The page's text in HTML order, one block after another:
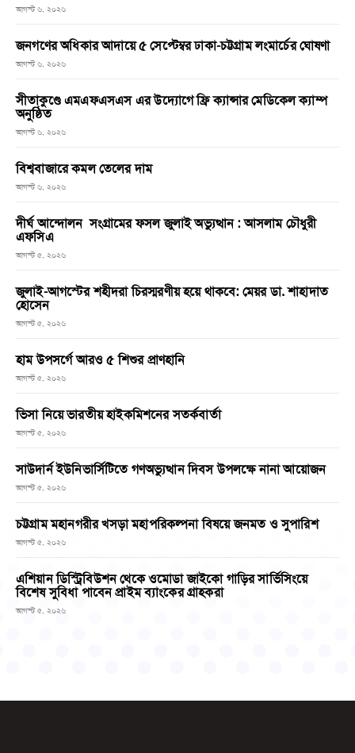
আগস্ট ৬, ২০২৬
জনগণের অধিকার আদায়ে ৫ সেপ্টেম্বর ঢাকা-চট্টগ্রাম লংমার্চের ঘোষণা
আগস্ট ৬, ২০২৬
সীতাকুণ্ডে এমএফএসএস এর উদ্যোগে ফ্রি ক্যান্সার মেডিকেল ক্যাম্প
অনুষ্ঠিত
আগস্ট ৬, ২০২৬
বিশ্ববাজারে কমল তেলের দাম
আগস্ট ৬, ২০২৬
দীর্ঘ আন্দোলন সংগ্রামের ফসল জুলাই অভ্যুত্থান : আসলাম চৌধুরী
এফসিএ
আগস্ট ৫, ২০২৬
জুলাই-আগস্টের শহীদরা চিরস্মরণীয় হয়ে থাকবে: মেয়র ডা. শাহাদাত
হোসেন
আগস্ট ৫, ২০২৬
হাম উপসর্গে আরও ৫ শিশুর প্রাণহানি
আগস্ট ৫, ২০২৬
ভিসা নিয়ে ভারতীয় হাইকমিশনের সতর্কবার্তা
আগস্ট ৫, ২০২৬
সাউদার্ন ইউনিভার্সিটিতে গণঅভ্যুত্থান দিবস উপলক্ষে নানা আয়োজন
আগস্ট ৫, ২০২৬
চট্টগ্রাম মহানগরীর খসড়া মহাপরিকল্পনা বিষয়ে জনমত ও সুপারিশ
আগস্ট ৫, ২০২৬
এশিয়ান ডিস্ট্রিবিউশন থেকে ওমোডা জাইকো গাড়ির সার্ভিসিংয়ে
বিশেষ সুবিধা পাবেন প্রাইম ব্যাংকের গ্রাহকরা
আগস্ট ৫, ২০২৬